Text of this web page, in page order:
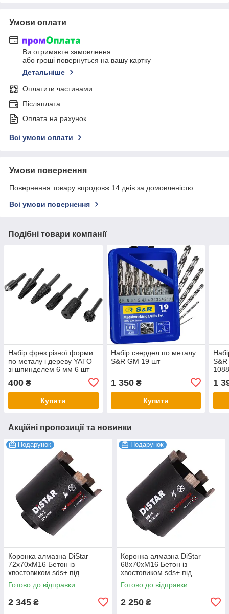
Умови оплати
Ви отримаєте замовлення
або гроші повернуться на вашу картку
Детальніше
Оплатити частинами
Післяплата
Оплата на рахунок
Всі умови оплати
Умови повернення
Повернення товару впродовж 14 днів за домовленістю
Всі умови повернення
Подібні товари компанії
Набір фрез різної форми
по металу і дереву YATO
зі шпинделем 6 мм 6 шт
400 ₴
Купити
Набір свердел по металу
S&R GM 19 шт
1 350₴
Купити
1
Акційні пропозиції та новинки
Подарунок
Коронка алмазна DiStar
72x70хМ16 Бетон із
хвостовиком sds+ під
свердло
Готово до відправки
2 345 ₴
Подарунок
Коронка алмазна DiStar
68x70хМ16 Бетон із
хвостовиком sds+ під
свердло
Готово до відправки
2 250 ₴